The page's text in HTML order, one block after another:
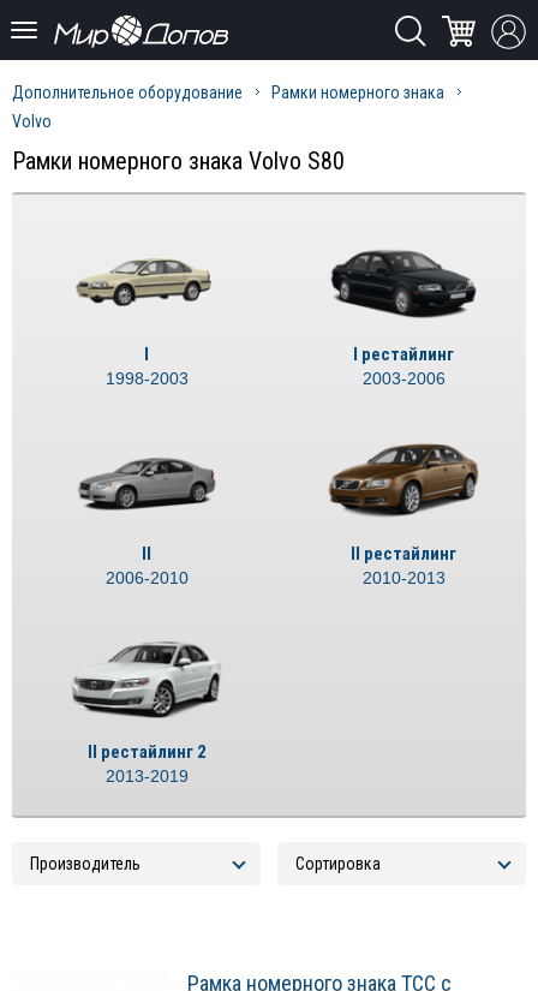
Дополнительное оборудование
Рамки номерного знака
Volvo
Рамки номерного знака Volvo S80
I
1998-2003
I рестайлинг
2003-2006
II
2006-2010
II рестайлинг
2010-2013
II рестайлинг 2
2013-2019
Рамка номерного знака ТСС с